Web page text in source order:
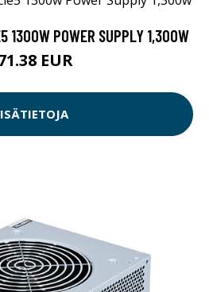
1300W POWER SUPPLY 1,300W
EUR